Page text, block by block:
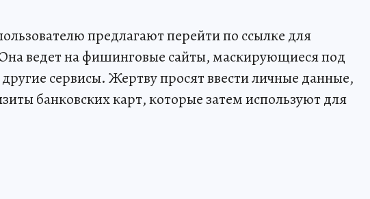
предлагают перейти по ссылке для
ведет на фишинговые сайты, маскирующиеся под
другие сервисы. Жертву просят ввести личные данные,
банковских карт, которые затем используют для